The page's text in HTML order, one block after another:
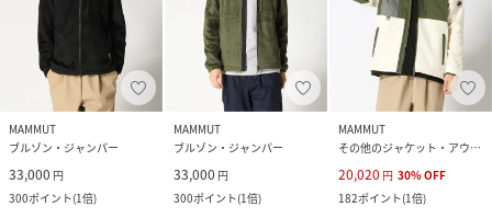
MAMMUT
ブルゾン・ジャンパー
33,000 円
300ポイント(1倍)
MAMMUT
ブルゾン・ジャンパー
33,000 円
300ポイント(1倍)
MAMMUT
その他のジャケット・アウター
20,020 円 30%OFF
182ポイント(1倍)